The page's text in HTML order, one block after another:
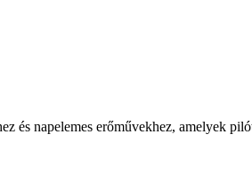
és napelemes erőművekhez, amelyek